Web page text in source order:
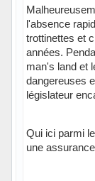
l'absence
trottinettes et
années.
man's land et
dangereuses
législateur
Qui ici parmi
une